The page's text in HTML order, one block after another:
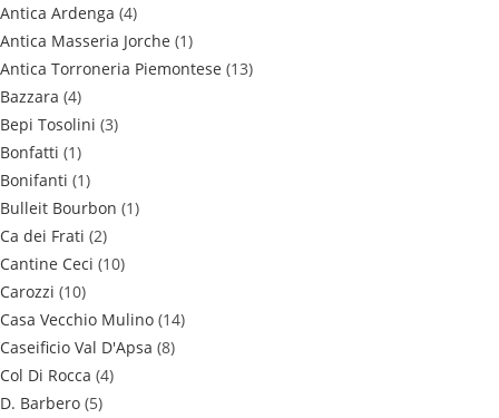
Antica Ardenga (4)
Antica Masseria Jorche (1)
Antica Torroneria Piemontese (13)
Bazzara (4)
Bepi Tosolini (3)
Bonfatti (1)
Bonifanti (1)
Bulleit Bourbon (1)
Ca dei Frati (2)
Cantine Ceci (10)
Carozzi (10)
Casa Vecchio Mulino (14)
Caseificio Val D'Apsa (8)
Col Di Rocca (4)
D. Barbero (5)